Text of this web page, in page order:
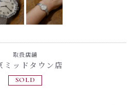
取扱店舗
ミッドタウン店
SOLD